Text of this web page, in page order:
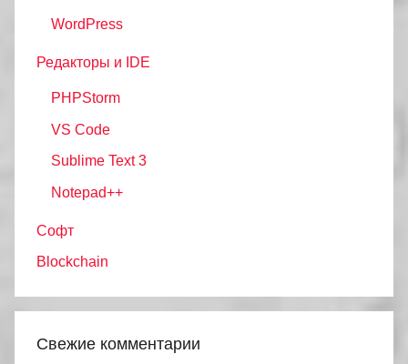
WordPress
Редакторы и IDE
PHPStorm
VS Code
Sublime Text 3
Notepad++
Софт
Blockchain
Свежие комментарии